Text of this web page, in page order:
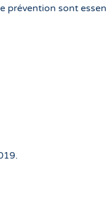
prévention sont